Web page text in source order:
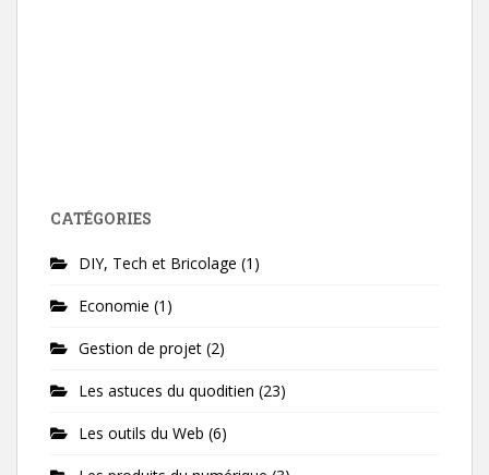
CATÉGORIES
DIY, Tech et Bricolage (1)
Economie (1)
Gestion de projet (2)
Les astuces du quoditien (23)
Les outils du Web (6)